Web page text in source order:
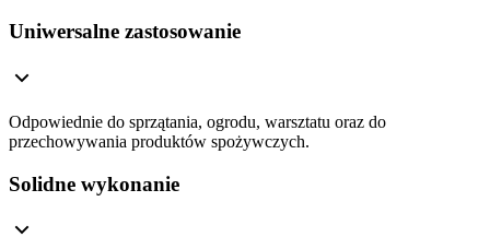
Uniwersalne zastosowanie
Odpowiednie do sprzątania, ogrodu, warsztatu oraz do
przechowywania produktów spożywczych.
Solidne wykonanie